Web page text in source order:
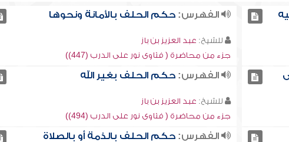
الفهرس: حكم الحلف بالأمانة ونحوها
للشيخ: عبد العزيز بن باز
جزء من محاضرة ( فتاوى نور على الدرب (447))
الفهرس: حكم الحلف بغير الله
للشيخ: عبد العزيز بن باز
جزء من محاضرة ( فتاوى نور على الدرب (494))
الفهرس: حكم الحلف بالذمة أو بالصلاة